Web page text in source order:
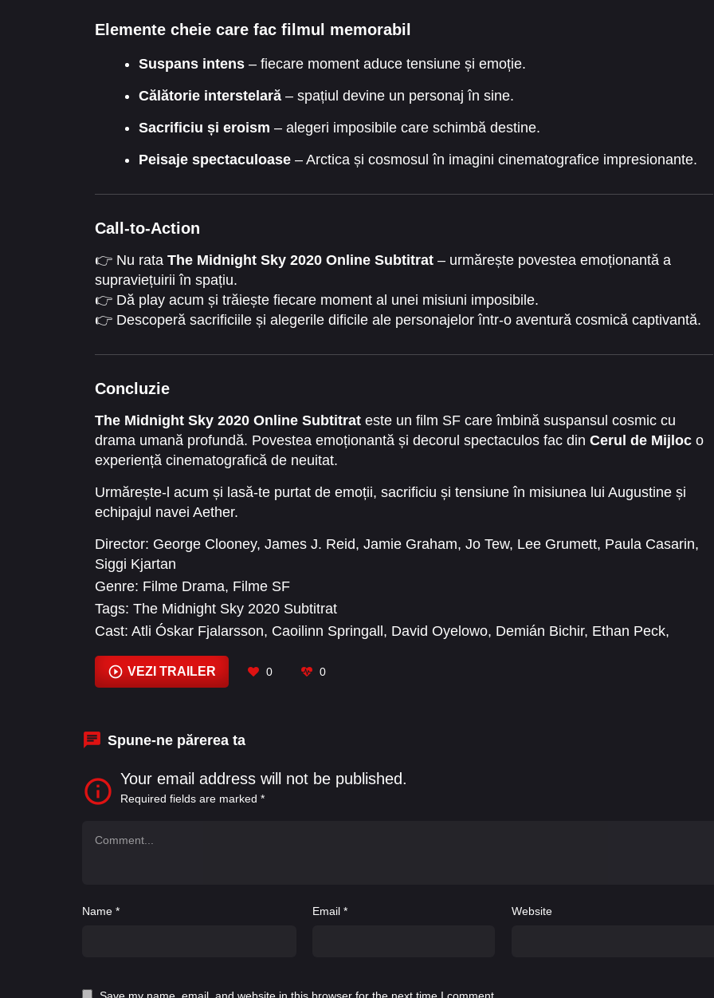
Elemente cheie care fac filmul memorabil
Suspans intens– fiecare moment aduce tensiune și emoție.
Călătorie interstelară– spațiul devine un personaj în sine.
Sacrificiu și eroism – alegeri imposibile care schimbă destine.
Peisaje spectaculoase– Arctica și cosmosul în imagini cinematografice impresionante.
Call-to-Action
👉 Nu rata The Midnight Sky 2020 Online Subtitrat – urmărește povestea emoționantă a
supraviețuirii în spațiu.
👉 Dă play acum și trăiește fiecare moment al unei misiuni imposibile.
👉 Descoperă sacrificiile și alegerile dificile ale personajelor într-o aventură cosmică captivantă.
Concluzie
The Midnight Sky 2020 Online Subtitrat este un film SF care îmbină suspansul cosmic cu
drama umană profundă. Povestea emoționantă și decorul spectaculos fac din Cerul de Mijloc o
experiență cinematografică de neuitat.
Urmărește-l acum și lasă-te purtat de emoții, sacrificiu și tensiune în misiunea lui Augustine și
echipajul navei Aether.
Director: George Clooney, James J. Reid, Jamie Graham, Jo Tew, Lee Grumett, Paula Casarin,
Siggi Kjartan
Genre: Filme Drama, Filme SF
Tags: The Midnight Sky 2020 Subtitrat
Cast: Atli Óskar Fjalarsson, Caoilinn Springall , David Oyelowo, Demián Bichir, Ethan Peck,
Nótt Þórarinsdóttir, Miriam Shor
VEZI TRAILER 0 0
Spune-ne părerea ta
Your email address will not be published.
Required fields are marked *
Name * Email* Website